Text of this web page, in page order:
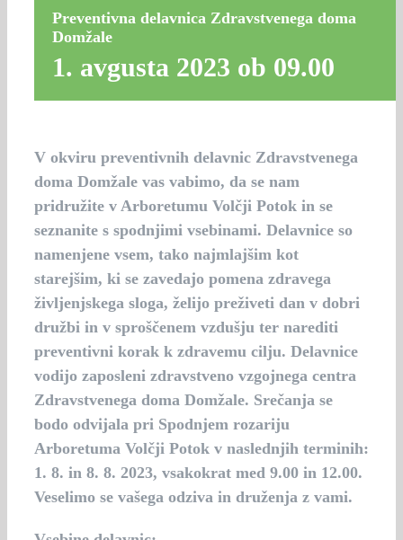
Preventivna delavnica Zdravstvenega doma
Domžale
1. avgusta 2023 ob 09.00
V okviru preventivnih delavnic Zdravstvenega
doma Domžale vas vabimo, da se nam
pridružite v Arboretumu Volčji Potok in se
seznanite s spodnjimi vsebinami. Delavnice so
namenjene vsem, tako najmlajšim kot
starejšim, ki se zavedajo pomena zdravega
življenjskega sloga, želijo preživeti dan v dobri
družbi in v sproščenem vzdušju ter narediti
preventivni korak k zdravemu cilju. Delavnice
vodijo zaposleni zdravstveno vzgojnega centra
Zdravstvenega doma Domžale. Srečanja se
bodo odvijala pri Spodnjem rozariju
Arboretuma Volčji Potok v naslednjih terminih:
1. 8. in 8. 8. 2023, vsakokrat med 9.00 in 12.00.
Veselimo se vašega odziva in druženja z vami.